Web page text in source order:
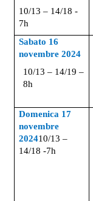
10/13 – 14/18 -
7h
Sabato 16
novembre 2024
10/13 – 14/19 –
8h
Domenica 17
novembre
202410/13 –
14/18 -7h